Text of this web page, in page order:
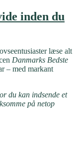
inden du
læse alt
Danmarks Bedste
– med markant
du kan indsende et
på netop